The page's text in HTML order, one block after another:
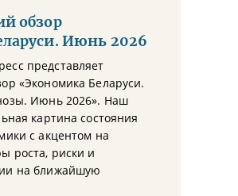
обзор
Июнь 2026
представляет
«Экономика Беларуси.
Июнь 2026». Наш
картина состояния
с акцентом на
роста, риски и
на ближайшую